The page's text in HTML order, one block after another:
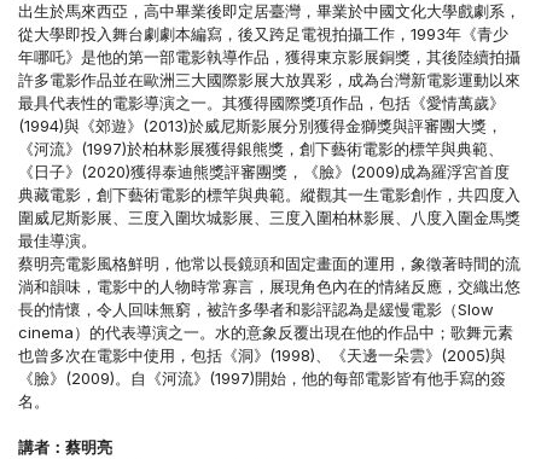
出生於馬來西亞，高中畢業後即定居臺灣，畢業於中國文化大學戲劇系，
從大學即投入舞台劇劇本編寫，後又跨足電視拍攝工作，1993年《青少
年哪吒》是他的第一部電影執導作品，獲得東京影展銅獎，其後陸續拍攝
許多電影作品並在歐洲三大國際影展大放異彩，成為台灣新電影運動以來
最具代表性的電影導演之一。其獲得國際獎項作品，包括《愛情萬歲》
(1994)與《郊遊》(2013)於威尼斯影展分別獲得金獅獎與評審團大獎，
《河流》(1997)於柏林影展獲得銀熊獎，創下藝術電影的標竿與典範、
《日子》(2020)獲得泰迪熊獎評審團獎，《臉》(2009)成為羅浮宮首度
典藏電影，創下藝術電影的標竿與典範。縱觀其一生電影創作，共四度入
圍威尼斯影展、三度入圍坎城影展、三度入圍柏林影展、八度入圍金馬獎
最佳導演。
蔡明亮電影風格鮮明，他常以長鏡頭和固定畫面的運用，象徵著時間的流
淌和韻味，電影中的人物時常寡言，展現角色內在的情緒反應，交織出悠
長的情懷，令人回味無窮，被許多學者和影評認為是緩慢電影（Slow
cinema）的代表導演之一。水的意象反覆出現在他的作品中；歌舞元素
也曾多次在電影中使用，包括《洞》(1998)、《天邊一朵雲》(2005)與
《臉》(2009)。自《河流》(1997)開始，他的每部電影皆有他手寫的簽
名。
講者：蔡明亮